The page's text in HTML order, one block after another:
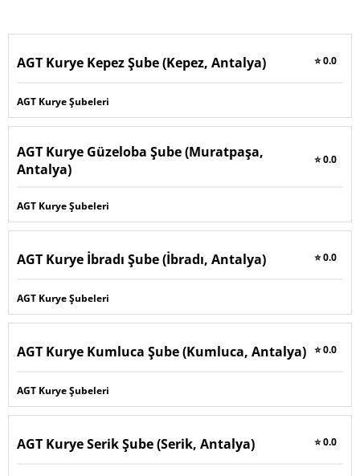
AGT Kurye Kepez Şube (Kepez, Antalya) ⭐ 0.0
AGT Kurye Şubeleri
AGT Kurye Güzeloba Şube (Muratpaşa,
Antalya)
⭐ 0.0
AGT Kurye Şubeleri
AGT Kurye İbradı Şube (İbradı, Antalya) ⭐ 0.0
AGT Kurye Şubeleri
AGT Kurye Kumluca Şube (Kumluca, Antalya) ⭐ 0.0
AGT Kurye Şubeleri
AGT Kurye Serik Şube (Serik, Antalya) ⭐ 0.0